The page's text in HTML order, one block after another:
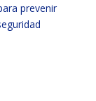
prevenir